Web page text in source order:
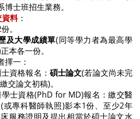
士班招生業務。
料：
份。
及大學成績單(同等學力者為最高學
本各一份。
擇一：
資格報名： 碩士論文(若論文尚未完
交論文初稿)。
學士資格(PhD for MD)報名：繳交醫
(或專科醫師執照)影本1份、至少2年
服務證明及提出相當於碩士論文水